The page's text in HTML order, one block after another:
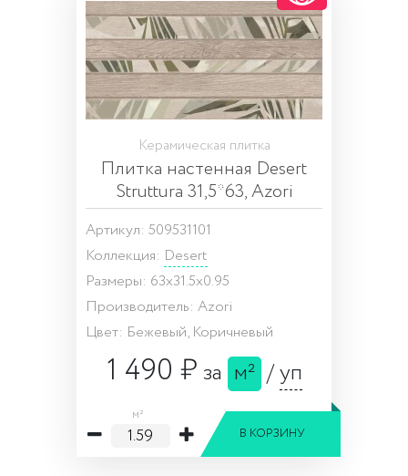
Керамическая плитка
Плитка настенная Desert
Struttura 31,5*63, Azori
Артикул: 509531101
Коллекция: Desert
Размеры: 63x31.5x0.95
Производитель: Azori
Цвет: Бежевый, Коричневый
1 490 ₽за м² /уп
м²
В КОРЗИНУ